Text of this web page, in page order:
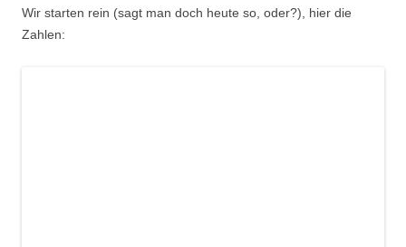
Wir starten rein (sagt man doch heute so, oder?), hier die
Zahlen: